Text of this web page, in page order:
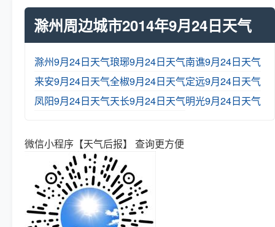
滁州周边城市2014年9月24日天气
滁州9月24日天气琅琊9月24日天气南谯9月24日天气
来安9月24日天气全椒9月24日天气定远9月24日天气
凤阳9月24日天气天长9月24日天气明光9月24日天气
微信小程序【天气后报】 查询更方便